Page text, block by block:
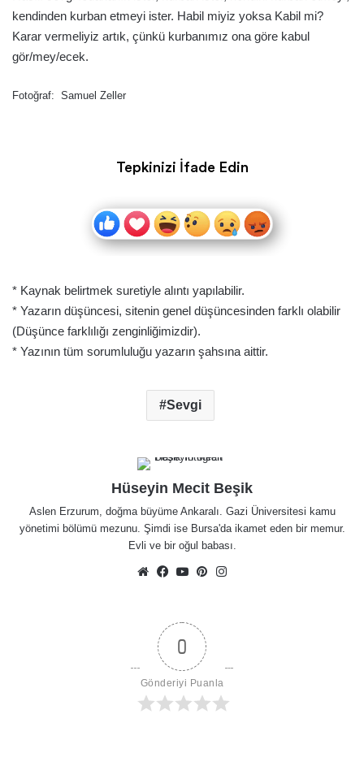
kendinden kurban etmeyi ister. Habil miyiz yoksa Kabil mi?
Karar vermeliyiz artık, çünkü kurbanımız ona göre kabul
gör/mey/ecek.
Fotoğraf: Samuel Zeller
Tepkinizi İfade Edin
* Kaynak belirtmek suretiyle alıntı yapılabilir.
* Yazarın düşüncesi, sitenin genel düşüncesinden farklı olabilir
(Düşünce farklılığı zenginliğimizdir).
* Yazının tüm sorumluluğu yazarın şahsına aittir.
Sevgi
Hüseyin Mecit Beşik
Aslen Erzurum, doğma büyüme Ankaralı. Gazi Üniversitesi kamu
yönetimi bölümü mezunu. Şimdi ise Bursa'da ikamet eden bir memur.
Evli ve bir oğul babası.
Web Facebook
YouTubePinterest
0
Gönderiyi Puanla